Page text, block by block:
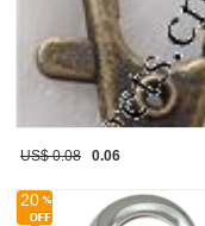
US$ 0.08 0.06
20